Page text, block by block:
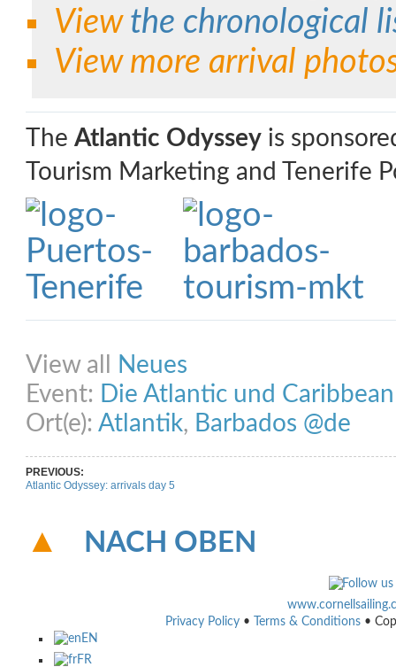
View the chronological
View more arrival
The Atlantic Odyssey is
Tourism Marketing and Tenerife
View all
Neues
Event: Die Atlantic und
Ort(e): Atlantik, Barbados @de
PREVIOUS:
Atlantic Odyssey: arrivals day 5
NACH OBEN
Privacy Policy • Terms & Conditions •
EN
FR